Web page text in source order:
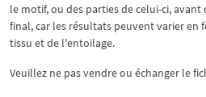
le motif, ou des parties de celui-ci,
final, car les résultats peuvent varier en
tissu et de l'entoilage.
Veuillez ne pas vendre ou échanger le